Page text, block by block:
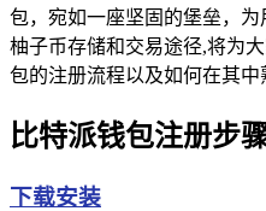
包，宛如一座坚固的堡垒，
柚子币存储和交易途径,将为
包的注册流程以及如何在其中
比特派钱包注册步
下载安装